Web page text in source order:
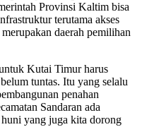
Provinsi Kaltim bisa
terutama akses
daerah pemilihan
Kutai Timur harus
tuntas. Itu yang selalu
penahan
Sandaran ada
yang juga kita dorong